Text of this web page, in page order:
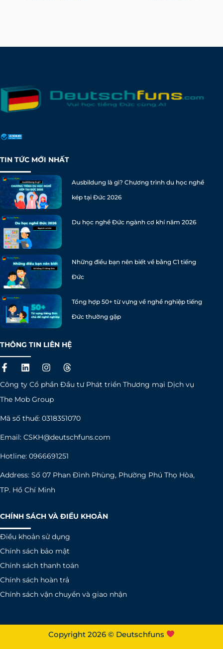
TIN TỨC MỚI NHẤT
Ausbildung là gì? Chương trình du học nghề
kép tại Đức 2026
Du học nghề Đức ngành cơ khí năm 2026
Những điều bạn nên biết về bằng C1 tiếng
Đức
Tổng hợp 50+ từ vựng về nghề nghiệp tiếng
Đức thường gặp
THÔNG TIN LIÊN HỆ
F
a
c
e
b
o
-
L
i
n
k
e
i
I
n
s
t
a
r
m
T
h
r
e
s
Công ty Cổ phần Đầu tư Phát triển Thương mại Dịch vụ
The Mob Group
Mã số thuế: 0318351070
Email: CSKH@deutschfuns.com
Hotline: 0966691251
Address: Số 07 Phan Đình Phùng, Phường Phú Thọ Hòa,
TP. Hồ Chí Minh
CHÍNH SÁCH VÀ ĐIỀU KHOẢN
Điều khoản sử dụng
Chính sách bảo mật
Chính sách thanh toán
Chính sách hoàn trả
Chính sách vận chuyển và giao nhận
Copyright 2026 © Deutschfuns